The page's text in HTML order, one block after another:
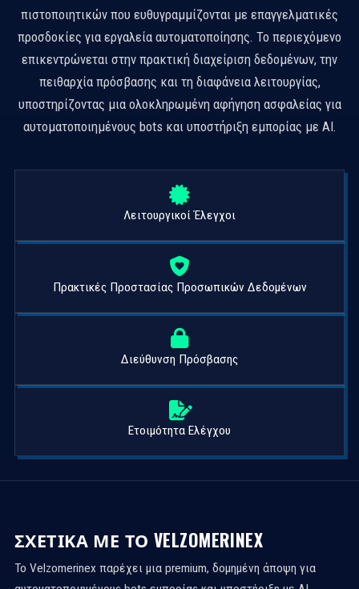
πιστοποιητικών που ευθυγραμμίζονται με επαγγελματικές
προσδοκίες για εργαλεία αυτοματοποίησης. Το περιεχόμενο
επικεντρώνεται στην πρακτική διαχείριση δεδομένων, την
πειθαρχία πρόσβασης και τη διαφάνεια λειτουργίας,
υποστηρίζοντας μια ολοκληρωμένη αφήγηση ασφαλείας για
αυτοματοποιημένους bots και υποστήριξη εμπορίας με AI.
Λειτουργικοί Έλεγχοι
Πρακτικές Προστασίας Προσωπικών Δεδομένων
Διεύθυνση Πρόσβασης
Ετοιμότητα Ελέγχου
ΣΧΕΤΙΚΆ ΜΕ ΤΟ VELZOMERINEX
Το Velzomerinex παρέχει μια premium, δομημένη άποψη για